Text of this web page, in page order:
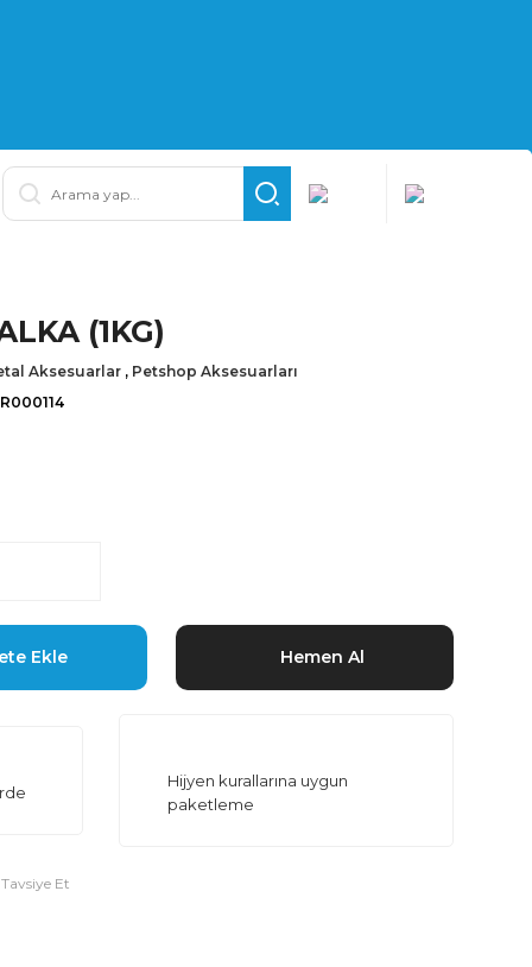
(1KG)
Aksesuarlar , Petshop Aksesuarları
Ekle Hemen Al
Hijyen kurallarına uygun
paketleme
Tavsiye Et